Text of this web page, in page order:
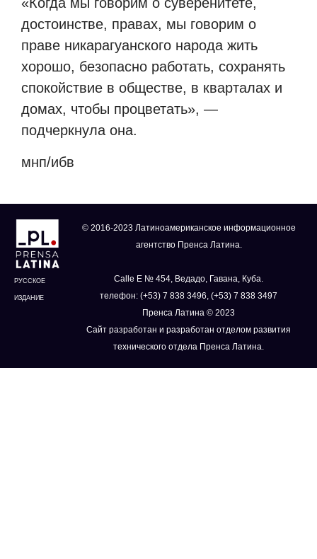
достоинстве, правах, мы говорим о
праве никарагуанского народа жить
хорошо, безопасно работать, сохранять
спокойствие в обществе, в кварталах и
домах, чтобы процветать», —
подчеркнула она.
мнп/ибв
РУССКОЕ
ИЗДАНИЕ
© 2016-2023 Латиноамериканское информационное
агентство Пренса Латина.
Calle E № 454, Ведадо, Гавана, Куба.
телефон: (+53) 7 838 3496, (+53) 7 838 3497
Пренса Латина © 2023
Сайт разработан и разработан отделом развития
технического отдела Пренса Латина.